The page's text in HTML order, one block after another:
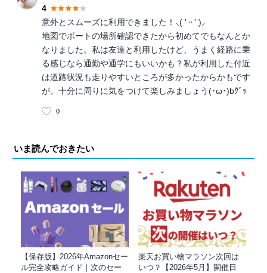
4
意外とスムーズに利用できました！⸜( ' ᵕ ' )⸝
地図でポートの場所確認できたから初めてでもなんとか
なりました。私は友達と利用したけど、うまく経路に乗
る感じなら通勤や通学にもいいかも？私が利用した付近
は道路状況も走りやすいところが多かったからかもです
が。十分に周りに気をつけて楽しみましょう(･ω･)bｸﾞｯ
0
いま読んでおきたい
【保存版】2026年Amazonセー
ル完全攻略ガイド｜次のセー
楽天お買い物マラソン次回は
いつ？【2026年5月】開催日